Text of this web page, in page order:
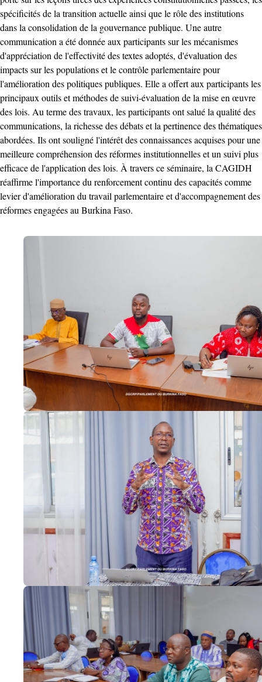
spécificités de la transition actuelle ainsi que le rôle des institutions
dans la consolidation de la gouvernance publique. Une autre
communication a été donnée aux participants sur les mécanismes
d'appréciation de l'effectivité des textes adoptés, d'évaluation des
impacts sur les populations et le contrôle parlementaire pour
l'amélioration des politiques publiques. Elle a offert aux participants les
principaux outils et méthodes de suivi-évaluation de la mise en œuvre
des lois. Au terme des travaux, les participants ont salué la qualité des
communications, la richesse des débats et la pertinence des thématiques
abordées. Ils ont souligné l'intérêt des connaissances acquises pour une
meilleure compréhension des réformes institutionnelles et un suivi plus
efficace de l'application des lois. À travers ce séminaire, la CAGIDH
réaffirme l'importance du renforcement continu des capacités comme
levier d'amélioration du travail parlementaire et d'accompagnement des
réformes engagées au Burkina Faso.